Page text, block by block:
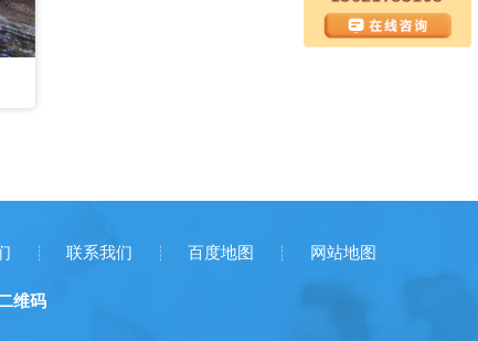
联系我们 百度地图 网站地图
维码